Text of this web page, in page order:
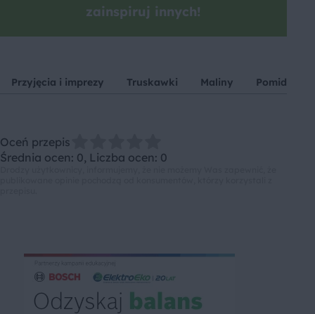
zainspiruj innych!
Przyjęcia i imprezy Truskawki Maliny Pomidor
Oceń przepis
Średnia ocen: 0, Liczba ocen: 0